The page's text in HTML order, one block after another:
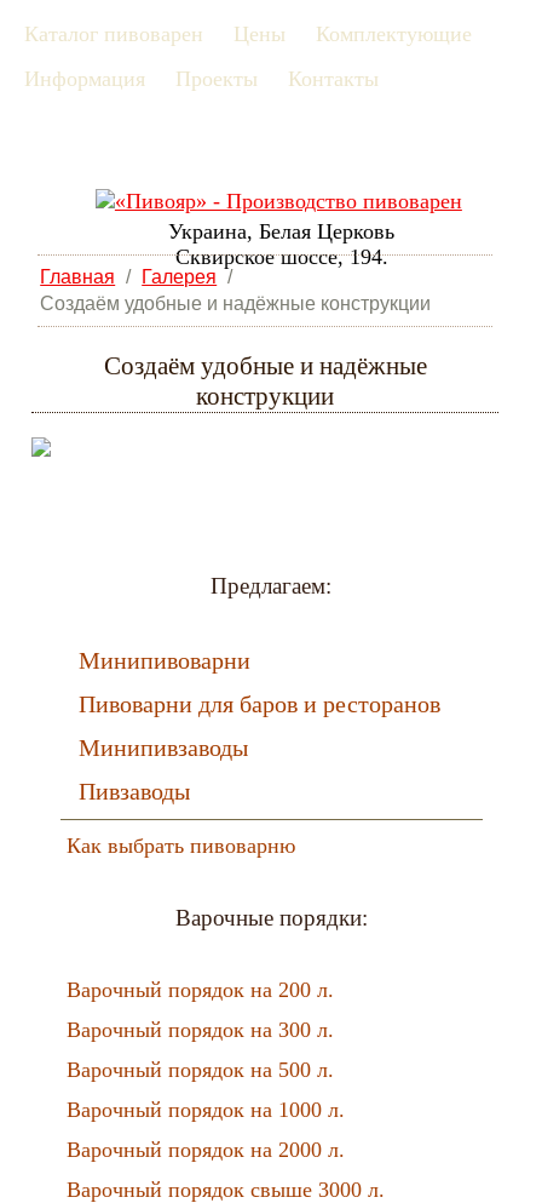
Каталог пивоварен Цены
Комплектующие
Информация
Проекты Контакты
Украина, Белая Церковь
Сквирское шоссе, 194.
Главная / Галерея
/
Создаём удобные и надёжные конструкции
Создаём удобные и надёжные
конструкции
Предлагаем:
Минипивоварни
Пивоварни для баров и ресторанов
Минипивзаводы
Пивзаводы
Как выбрать пивоварню
Варочные порядки:
Варочный порядок на 200 л.
Варочный порядок на 300 л.
Варочный порядок на 500 л.
Варочный порядок на 1000 л.
Варочный порядок на 2000 л.
Варочный порядок свыше 3000 л.